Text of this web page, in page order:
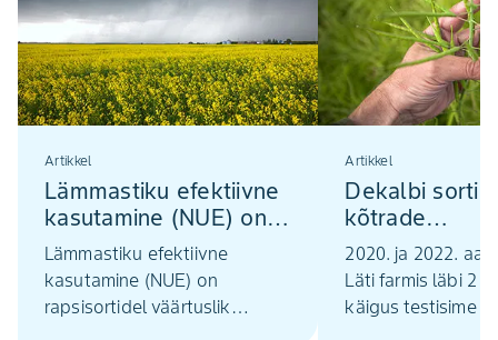
Artikkel
Lämmastiku efektiivne
kasutamine (NUE) on
rapsisortidel väärtuslik
agronoomiline omadus
Lämmastiku efektiivne
kasutamine (NUE) on
rapsisortidel väärtuslik
Artikkel
Dekalbi
kõtrade
2020. ja 2022.
Läti farmis läbi 2
käigus testisime